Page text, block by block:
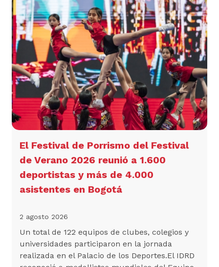
El Festival de Porrismo del Festival
de Verano 2026 reunió a 1.600
deportistas y más de 4.000
asistentes en Bogotá
2 agosto 2026
Un total de 122 equipos de clubes, colegios y
universidades participaron en la jornada
realizada en el Palacio de los Deportes.El IDRD